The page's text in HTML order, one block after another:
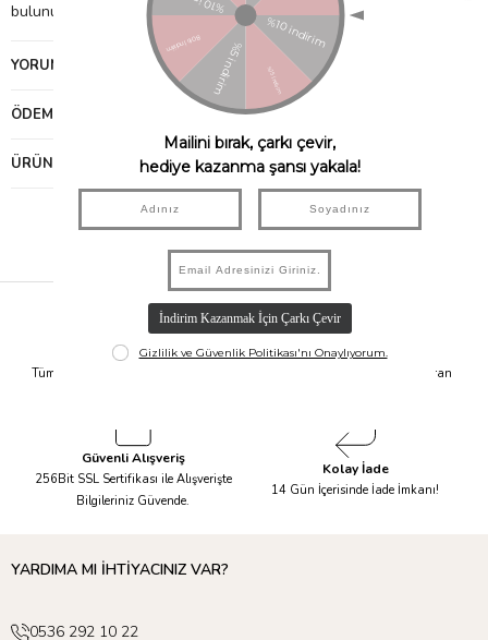
bulunuyor.
YORUMLAR
ÖDEME SEÇENEKLERI
ÜRÜN ÖNERILERI
Hızlı Kargo
Tüm Siparişleriniz Aynı Gün 14.00'a
Taksit İmkanı
Tüm Ürünlerde 6 Aya Kadar Varan
Güvenli Alışveriş
256Bit SSL Sertifikası ile Alışverişte
Bilgileriniz Güvende.
Kolay İade
14 Gün İçerisinde İade İmkanı!
YARDIMA MI İHTİYACINIZ VAR?
0536 292 10 22